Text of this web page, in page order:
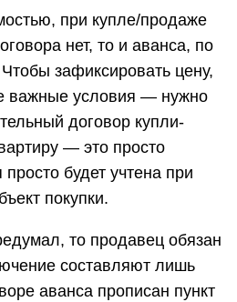
при купле/продаже
нет, то и аванса, по
зафиксировать цену,
важные условия — нужно
договор купли-
— это просто
будет учтена при
покупки.
то продавец обязан
составляют лишь
аванса прописан пункт